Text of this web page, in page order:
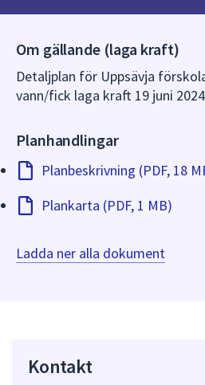
Om gällande (laga kraft)
Detaljplan för Uppsävja
vann/fick laga kraft 19 juni
Planhandlingar
Planbeskrivning (PDF, 18
Plankarta (PDF, 1 MB)
Ladda ner alla dokument
Kontakt